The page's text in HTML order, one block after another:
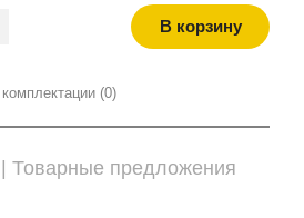
В корзину
(0)
| Товарные предложения